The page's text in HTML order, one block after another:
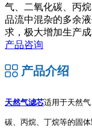
气、二氧化碳、丙
品流中混杂的多余
求，极大增加生产
产品咨询
产品介绍
天然气滤芯适用于天然
碳、丙烷、丁烷等的固体